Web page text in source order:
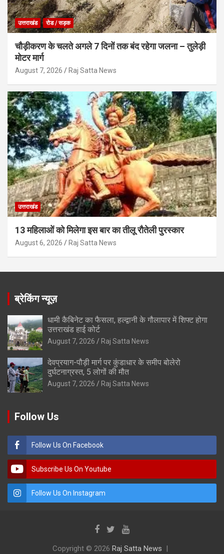
उत्तराखंड रोड / सड़क
चौड़ीकरण के चलते अगले 7 दिनों तक बंद रहेगा जलना – तुलेड़ी
मोटर मार्ग
August 7, 2026 Raj Satta News
उत्तराखंड
13 महिलाओं को मिलेगा इस बार का तीलू रौतेली पुरस्कार
August 6, 2026 Raj Satta News
ब्रेकिंग न्यूज़
धामी कैबिनेट का फैसला, हल्द्वानी के गौलापार में शिफ्ट होगा
उत्तराखंड हाई कोर्ट
August 7, 2026 Raj Satta News
देवप्रयाग-पौड़ी मार्ग पर कुंडाधार के समीप बोलेरो
दुर्घटनाग्रस्त, 5 लोगों की मौत
August 7, 2026 Raj Satta News
Follow Us
Follow Us On Facebook
Subscribe Us On Youtube
Follow Us On Instagram
Copyright © 2026 Raj Satta News